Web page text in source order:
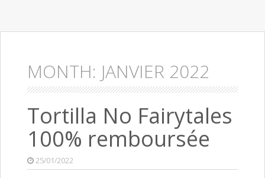
MONTH: JANVIER 2022
Tortilla No Fairytales
100% remboursée
25/01/2022